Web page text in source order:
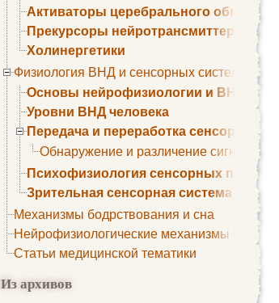
Активаторы церебрального обмена
Прекурсоры нейротрансмиттеров
Холинергетики
Физиология ВНД и сенсорных систем
Основы нейрофизиологии и ВНД
Уровни ВНД человека
Передача и переработка сенсорных
Обнаружение и различение сигналов.
Психофизиология сенсорных
Зрительная сенсорная система
Механизмы бодрствования и сна
Нейрофизиологические механизмы сна
Статьи медицинской тематики
Из архивов